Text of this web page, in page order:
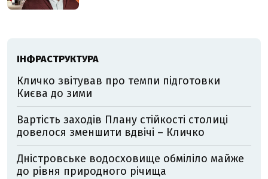
ІНФРАСТРУКТУРА
Кличко звітував про темпи підготовки
Києва до зими
Вартість заходів Плану стійкості столиці
довелося зменшити вдвічі – Кличко
Дністровське водосховище обміліло майже
до рівня природного річища